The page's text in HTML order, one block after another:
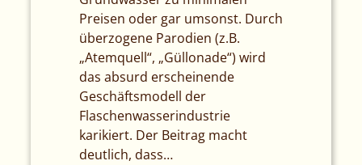
Preisen oder gar umsonst. Durch
überzogene Parodien (z.B.
„Atemquell“, „Güllonade“) wird
das absurd erscheinende
Geschäftsmodell der
Flaschenwasserindustrie
karikiert. Der Beitrag macht
deutlich, dass…